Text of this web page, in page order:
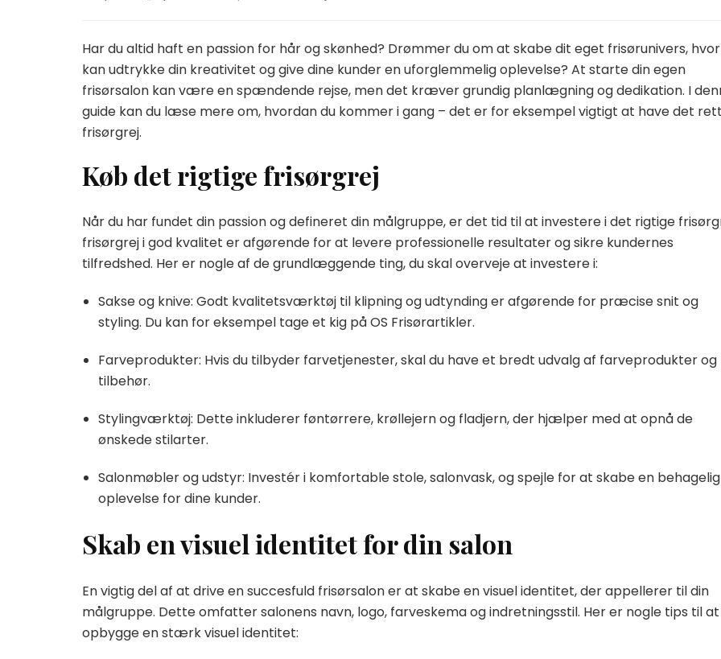
om
starte
din
egen
Har du altid haft en passion for hår og skønhed? Drømmer du om at skabe dit eget frisørunivers,
kan udtrykke din kreativitet og give dine kunder en uforglemmelig oplevelse? At starte din egen
frisørsalon kan være en spændende rejse, men det kræver grundig planlægning og dedikation. I
guide kan du læse mere om, hvordan du kommer i gang – det er for eksempel vigtigt at have det
frisørgrej.
Køb det rigtige frisørgrej
Når du har fundet din passion og defineret din målgruppe, er det tid til at investere i det rigtige
frisørgrej i god kvalitet er afgørende for at levere professionelle resultater og sikre kundernes
tilfredshed. Her er nogle af de grundlæggende ting, du skal overveje at investere i:
Sakse og knive: Godt kvalitetsværktøj til klipning og udtynding er afgørende for præcise snit og
styling. Du kan for eksempel tage et kig på OS Frisørartikler.
Farveprodukter: Hvis du tilbyder farvetjenester, skal du have et bredt udvalg af farveprodukter og
tilbehør.
Stylingværktøj: Dette inkluderer føntørrere, krøllejern og fladjern, der hjælper med at opnå de
ønskede stilarter.
Salonmøbler og udstyr: Investér i komfortable stole, salonvask, og spejle for at skabe en behagelig
oplevelse for dine kunder.
Skab en visuel identitet for din salon
En vigtig del af at drive en succesfuld frisørsalon er at skabe en visuel identitet, der appellerer til din
målgruppe. Dette omfatter salonens navn, logo, farveskema og indretningsstil. Her er nogle tips til at
opbygge en stærk visuel identitet: